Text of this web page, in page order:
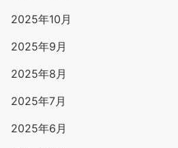
2025年10月
2025年9月
2025年8月
2025年7月
2025年6月